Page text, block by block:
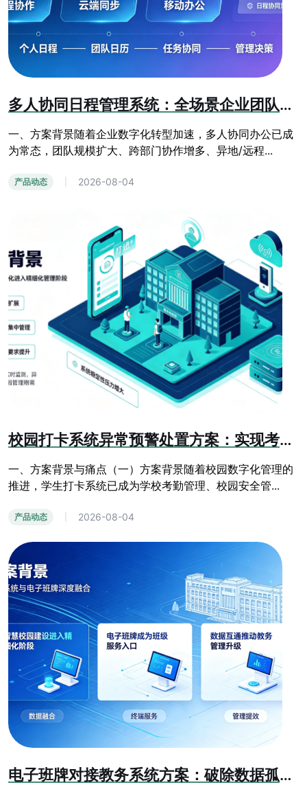
多人协同日程管理系统：全场景企业团队办公日程管控方案
一、方案背景随着企业数字化转型加速，多人协同办公已成
为常态，团队规模扩大、跨部门协作增多、异地/远程...
产品动态 2026-08-04
校园打卡系统异常预警处置方案：实现考勤运维全流程管控
一、方案背景与痛点（一）方案背景随着校园数字化管理的
推进，学生打卡系统已成为学校考勤管理、校园安全管...
产品动态 2026-08-04
电子班牌对接教务系统方案：破除数据孤岛，赋能智慧校园精细化管理